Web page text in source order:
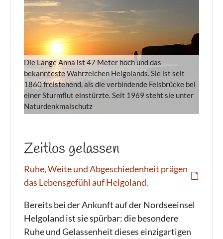
Die Lange Anna ist 47 Meter hoch und das
bekannteste Wahrzeichen Helgolands. Sie ist seit
1860 freistehend, als die verbindende Felsbrücke bei
einer Sturmflut einstürzte. Seit 1969 steht sie unter
Naturdenkmalschutz
Zeitlos gelassen
Ruhe, Weite und Abgeschiedenheit prägen
das Lebensgefühl auf Helgoland.
Bereits bei der Ankunft auf der Nordseeinsel
Helgoland ist sie spürbar: die besondere
Ruhe und Gelassenheit dieses einzigartigen